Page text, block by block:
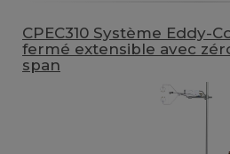
CPEC310 Système Eddy-
fermé extensible avec
span